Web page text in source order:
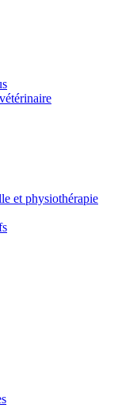
et physiothérapie